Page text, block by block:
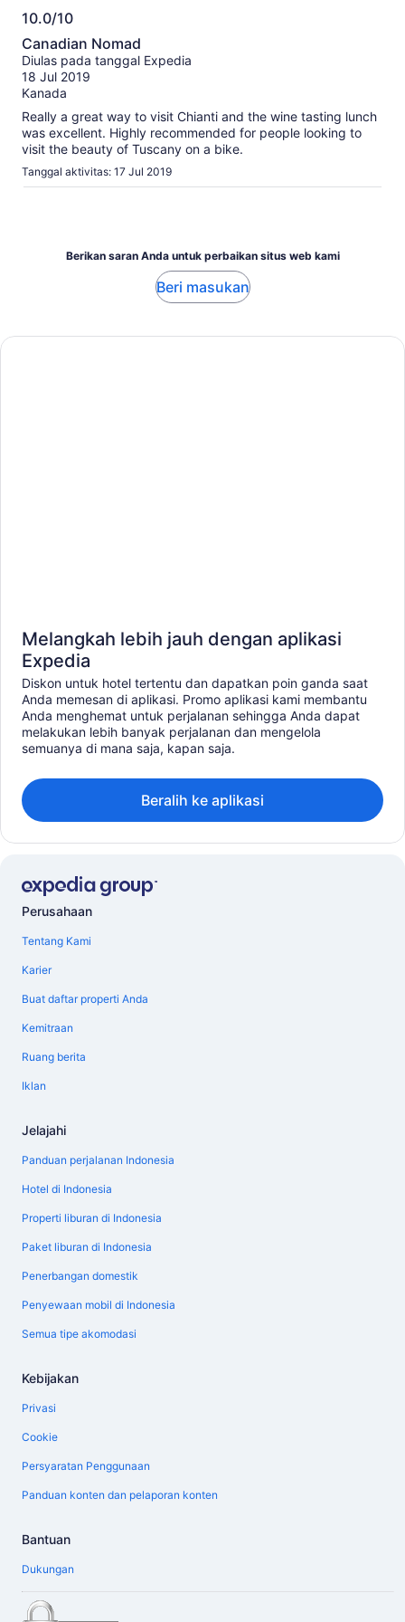
untuk
aktivitas
ini.
Informasi
lebih
lanjut
tentang
ulasan
terverifikasi
kami
10.0/10
10.0
dari
10
Canadian Nomad
Diulas pada tanggal Expedia
18 Jul 2019
Kanada
Really a great way to visit Chianti and the wine tasting lunch
was excellent. Highly recommended for people looking to
visit the beauty of Tuscany on a bike.
Tanggal aktivitas: 17 Jul 2019
Berikan saran Anda untuk perbaikan situs web kami
Beri masukan
Melangkah lebih jauh dengan aplikasi
Expedia
Diskon untuk hotel tertentu dan dapatkan poin ganda saat
Anda memesan di aplikasi. Promo aplikasi kami membantu
Anda menghemat untuk perjalanan sehingga Anda dapat
melakukan lebih banyak perjalanan dan mengelola
semuanya di mana saja, kapan saja.
Beralih ke aplikasi
Perusahaan
Tentang Kami
Karier
Buat daftar properti Anda
Kemitraan
Ruang berita
Iklan
Jelajahi
Panduan perjalanan Indonesia
Hotel di Indonesia
Properti liburan di Indonesia
Paket liburan di Indonesia
Penerbangan domestik
Penyewaan mobil di Indonesia
Semua tipe akomodasi
Kebijakan
Privasi
Cookie
Persyaratan Penggunaan
Panduan konten dan pelaporan konten
Bantuan
Dukungan